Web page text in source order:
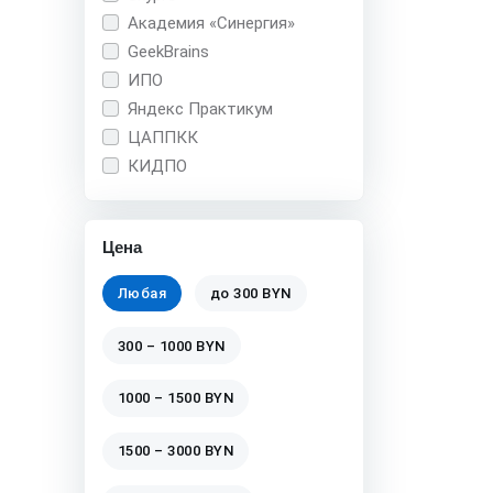
Академия «Синергия»
GeekBrains
ИПО
Яндекс Практикум
ЦАППКК
КИДПО
Цена
Любая до 300 BYN
300 – 1000 BYN
1000 – 1500 BYN
1500 – 3000 BYN